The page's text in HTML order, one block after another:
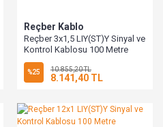
Reçber Kablo
Reçber 3x1,5 LIY(ST)Y Sinyal ve
Kontrol Kablosu 100 Metre
%25 10.855,20 TL
8.141,40 TL